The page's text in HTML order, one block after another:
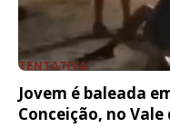
TENTATIVA
Jovem é baleada
Conceição, no Vale